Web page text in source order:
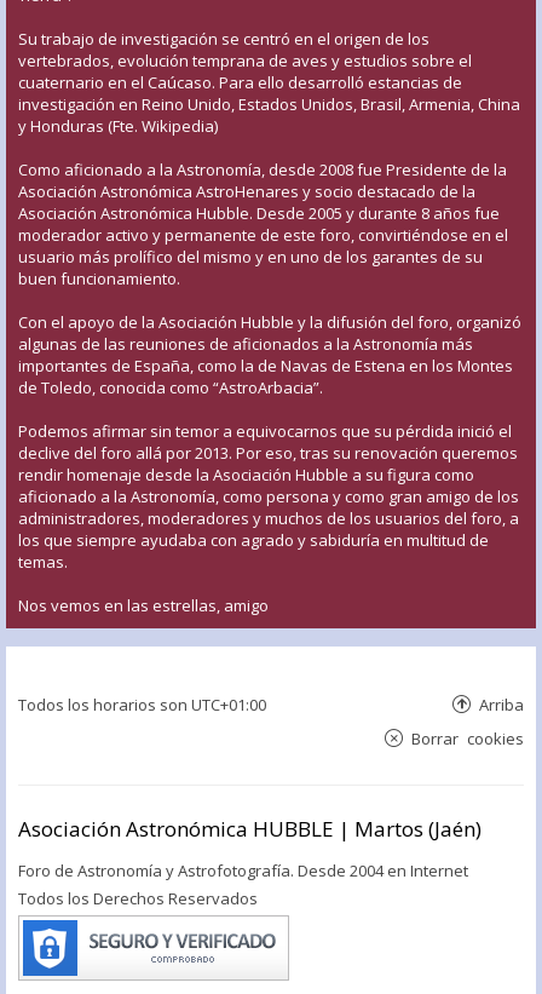
Su trabajo de investigación se centró en el origen de los
vertebrados, evolución temprana de aves y estudios sobre el
cuaternario en el Caúcaso. Para ello desarrolló estancias de
investigación en Reino Unido, Estados Unidos, Brasil, Armenia, China
y Honduras (Fte. Wikipedia)
Como aficionado a la Astronomía, desde 2008 fue Presidente de la
Asociación Astronómica AstroHenares y socio destacado de la
Asociación Astronómica Hubble. Desde 2005 y durante 8 años fue
moderador activo y permanente de este foro, convirtiéndose en el
usuario más prolífico del mismo y en uno de los garantes de su
buen funcionamiento.
Con el apoyo de la Asociación Hubble y la difusión del foro, organizó
algunas de las reuniones de aficionados a la Astronomía más
importantes de España, como la de Navas de Estena en los Montes
de Toledo, conocida como “AstroArbacia”.
Podemos afirmar sin temor a equivocarnos que su pérdida inició el
declive del foro allá por 2013. Por eso, tras su renovación queremos
rendir homenaje desde la Asociación Hubble a su figura como
aficionado a la Astronomía, como persona y como gran amigo de los
administradores, moderadores y muchos de los usuarios del foro, a
los que siempre ayudaba con agrado y sabiduría en multitud de
temas.
Nos vemos en las estrellas, amigo
Todos los horarios son UTC+01:00 Arriba
Borrar cookies
Asociación Astronómica HUBBLE | Martos (Jaén)
Foro de Astronomía y Astrofotografía. Desde 2004 en Internet
Todos los Derechos Reservados